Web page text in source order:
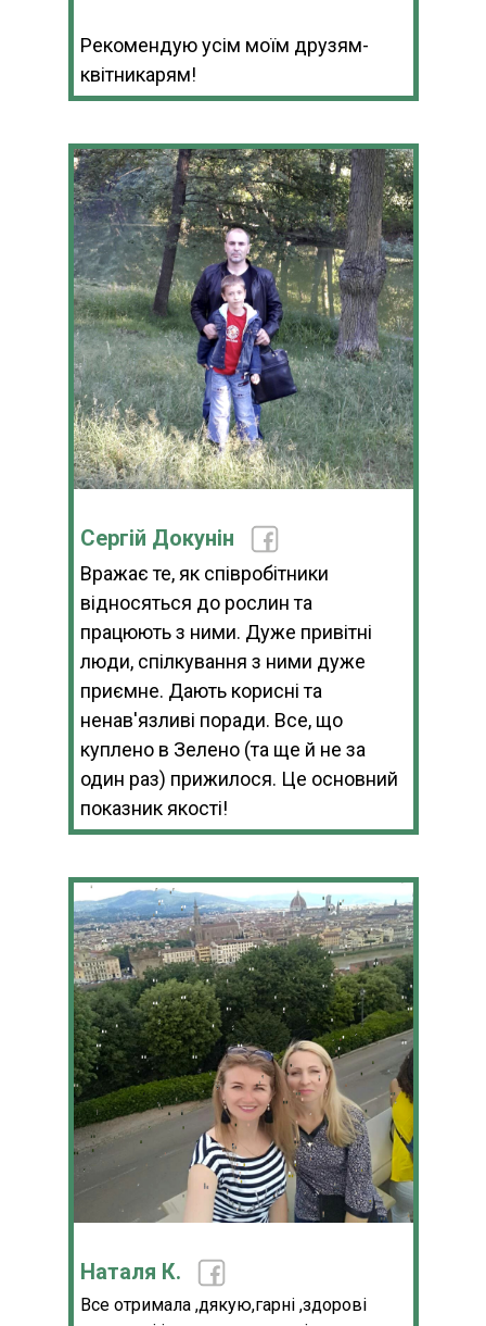
Рекомендую усім моїм друзям-
квітникарям!
Сергій Докунін
Вражає те, як співробітники
відносяться до рослин та
працюють з ними. Дуже привітні
люди, спілкування з ними дуже
приємне. Дають корисні та
ненав'язливі поради. Все, що
куплено в Зелено (та ще й не за
один раз) прижилося. Це основний
показник якості!
Наталя К.
Все отримала ,дякую,гарні ,здорові